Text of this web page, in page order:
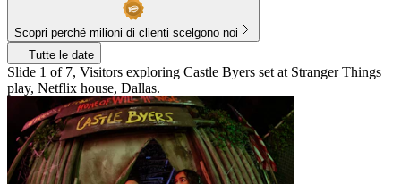
Scopri perché milioni di clienti scelgono noi
Tutte le date
Slide 1 of 7, Visitors exploring Castle Byers set at Stranger Things
play, Netflix house, Dallas.